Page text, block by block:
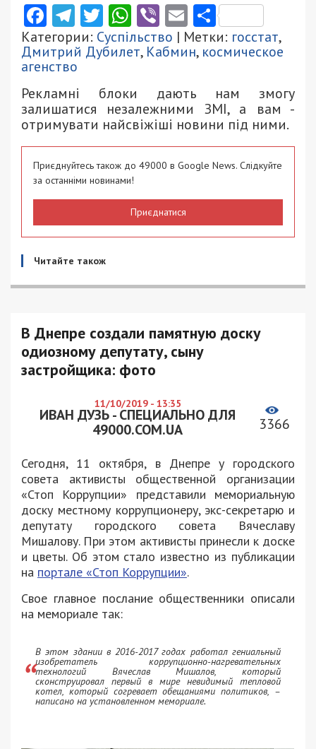
Facebook
Telegram
Twitter
WhatsApp
ViberEmail
Категории: Суспільство | Метки: госстат,
Дмитрий Дубилет, Кабмин, космическое
агенство
Рекламні блоки дають нам змогу
залишатися незалежними ЗМІ, а вам -
отримувати найсвіжіші новини під ними.
Приєднуйтесь також до 49000 в Google News. Слідкуйте
за останніми новинами!
Приєднатися
Читайте також
В Днепре создали памятную доску
одиозному депутату, сыну
застройщика: фото
11/10/2019 - 13:35
ИВАН ДУЗЬ - СПЕЦИАЛЬНО ДЛЯ
49000.COM.UA
3366
Сегодня, 11 октября, в Днепре у городского
совета активисты общественной организации
«Стоп Коррупции» представили мемориальную
доску местному коррупционеру, экс-секретарю и
депутату городского совета Вячеславу
Мишалову. При этом активисты принесли к доске
и цветы. Об этом стало известно из публикации
на портале «Стоп Коррупции».
Свое главное послание общественники описали
на мемориале так:
В этом здании в 2016-2017 годах работал гениальный
изобретатель коррупционно-нагревательных
технологий Вячеслав Мишалов, который
сконструировал первый в мире невидимый тепловой
котел, который согревает обещаниями политиков, –
написано на установленном мемориале.